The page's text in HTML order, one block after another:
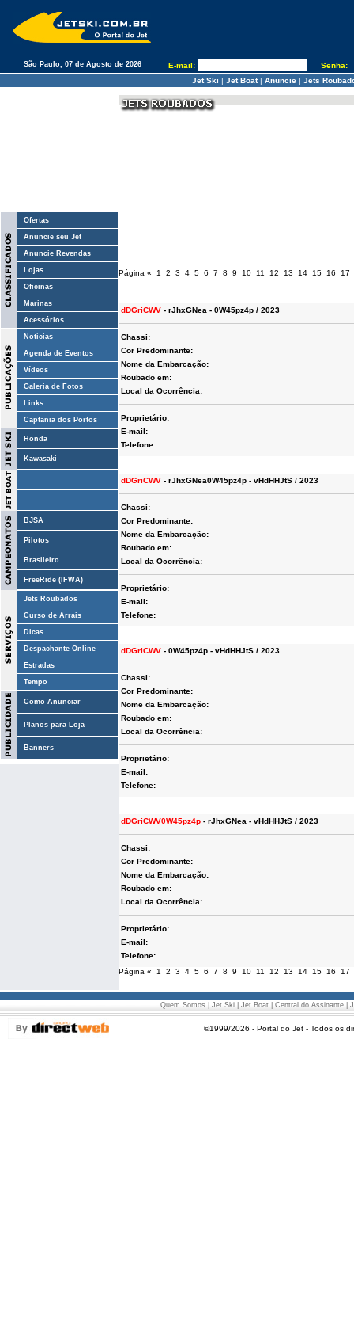
São Paulo, 07 de Agosto de 2026 E-mail:
Senha:
Jet Ski | Jet Boat| Anuncie| Jets
Ofertas
Anuncie seu Jet
Anuncie Revendas
Lojas
Oficinas
Marinas
Acessórios
Notícias
Agenda de Eventos
Vídeos
Galeria de Fotos
Links
Captania dos Portos
Honda
Kawasaki
BJSA
Pilotos
Brasileiro
FreeRide (IFWA)
Jets Roubados
Curso de Arrais
Dicas
Despachante Online
Estradas
Tempo
Como Anunciar
Planos para Loja
Banners
Página « 1 2 3 4 5 6 7 8 9 10 11 12 13 14 15 16 17
dDGriCWV - rJhxGNea - 0W45pz4p / 2023
Chassi:
Cor Predominante:
Nome da Embarcação:
Roubado em:
Local da Ocorrência:
Proprietário:
E-mail:
Telefone:
dDGriCWV - rJhxGNea0W45pz4p - vHdHHJtS / 2023
Chassi:
Cor Predominante:
Nome da Embarcação:
Roubado em:
Local da Ocorrência:
Proprietário:
E-mail:
Telefone:
dDGriCWV - 0W45pz4p - vHdHHJtS / 2023
Chassi:
Cor Predominante:
Nome da Embarcação:
Roubado em:
Local da Ocorrência:
Proprietário:
E-mail:
Telefone:
dDGriCWV0W45pz4p - rJhxGNea - vHdHHJtS / 2023
Chassi:
Cor Predominante:
Nome da Embarcação:
Roubado em:
Local da Ocorrência:
Proprietário:
E-mail:
Telefone:
Página « 1 2 3 4 5 6 7 8 9 10 11 12 13 14 15 16 17
Quem Somos Jet Ski Jet Boat Central do Assinante
©1999/2026 - Portal do Jet - Todos os